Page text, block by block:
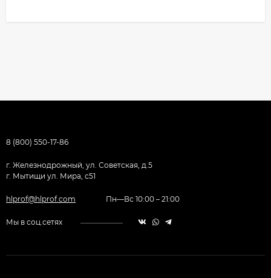
8 (800) 550-17-86
г. Железнодрожный, ул. Советская, д.5
г. Мытищи ул. Мира, с51
hlprof@hlprof.com Пн—Вс 10:00 – 21:00
Мы в соц.сетях